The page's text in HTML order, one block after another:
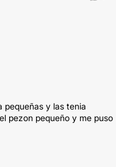
pequeñas y las tenia
pezon pequeño y me puso